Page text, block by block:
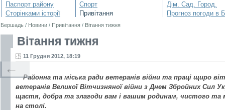
Паспорт району
Сторінками історії
Спорт
Привітання
Дім. Сад. Город.
Прогноз погоди в
Бершадь / Новини / Привітання / Вітання тижня
Вітання тижня
11 Грудня 2012, 18:19
Районна та міська ради ветеранів війни та праці щиро
ветеранів Великої Вітчизняної війни з Днем Збройних Сил
щастя, добра та злагоди вам і вашим родинам, чистого та
на столі.
←